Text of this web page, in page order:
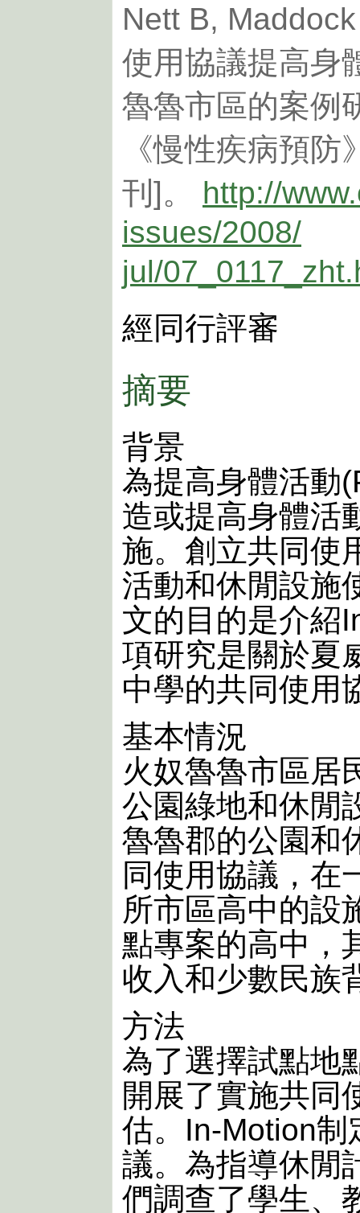
Nett B,
使用協議提高身
魯魯市區的案例
《慢性疾病預
刊]。 http://
issues/2008/
jul/
經同行評審
摘要
背景
為提高身體活動
造或提高身體活
施。創立共同使
活動和休閒設施
文的目的是介紹
項研究是關於夏
中學的共同使用
基本情況
火奴魯魯市區居
公園綠地和休閒
魯魯郡的公園和
同使用協議，在
所市區高中的設
點專案的高中，
收入和少數民族
方法
為了選擇試點地
開展了實施共同
估。In-Motion制
議。為指導休閒
們調查了學生、